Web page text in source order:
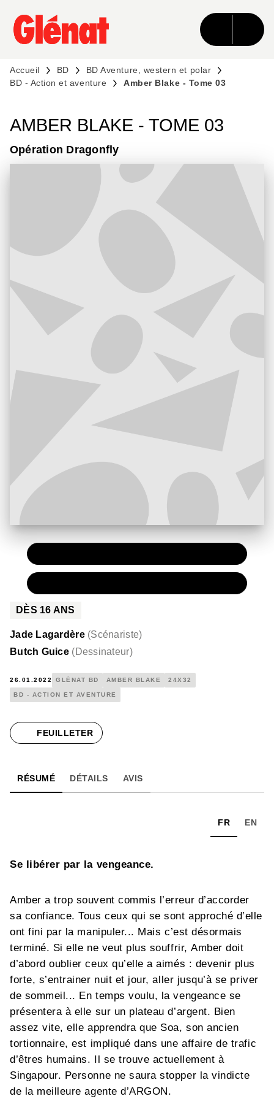
MENU RECHERCHE CONTENU
PIED DE PAGE
Accueil BD
BD Aventure, western et polar
BD - Action et aventure
Amber Blake - Tome 03
AMBER BLAKE - TOME 03
Opération Dragonfly
DÈS 16 ANS
Jade Lagardère (Scénariste)
Butch Guice (Dessinateur)
26.01.2022 GLÉNAT BD AMBER BLAKE 24X32
BD - ACTION ET AVENTURE
FEUILLETER
RÉSUMÉ DÉTAILS AVIS
FR EN
Se libérer par la vengeance.
Amber a trop souvent commis l’erreur d’accorder
sa confiance. Tous ceux qui se sont approché d’elle
ont fini par la manipuler... Mais c’est désormais
terminé. Si elle ne veut plus souffrir, Amber doit
d’abord oublier ceux qu’elle a aimés : devenir plus
forte, s’entrainer nuit et jour, aller jusqu’à se priver
de sommeil... En temps voulu, la vengeance se
présentera à elle sur un plateau d’argent. Bien
assez vite, elle apprendra que Soa, son ancien
tortionnaire, est impliqué dans une affaire de trafic
d’êtres humains. Il se trouve actuellement à
Singapour. Personne ne saura stopper la vindicte
de la meilleure agente d’ARGON.